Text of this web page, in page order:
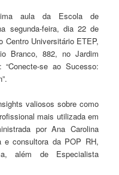
aula da Escola de
segunda-feira, dia 22 de
Centro Universitário ETEP,
Branco, 882, no Jardim
se ao Sucesso:
valiosos sobre como
mais utilizada em
por Ana Carolina
e consultora da POP RH,
além de Especialista